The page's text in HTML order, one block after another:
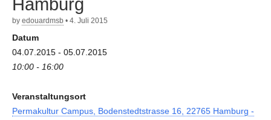
Hamburg
by edouardmsb • 4. Juli 2015
Datum
04.07.2015 - 05.07.2015
10:00 - 16:00
Veranstaltungsort
Permakultur Campus, Bodenstedtstrasse 16, 22765 Hamburg -